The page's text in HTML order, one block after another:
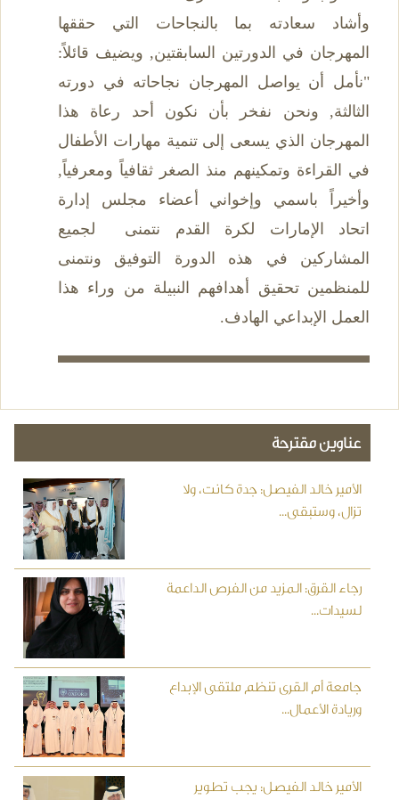
وأشاد سعادته بما بالنجاحات التي حققها
المهرجان في الدورتين السابقتين, ويضيف قائلاً:
"نأمل أن يواصل المهرجان نجاحاته في دورته
الثالثة, ونحن نفخر بأن نكون أحد رعاة هذا
المهرجان الذي يسعى إلى تنمية مهارات الأطفال
في القراءة وتمكينهم منذ الصغر ثقافياً ومعرفياً,
وأخيراً باسمي وإخواني أعضاء مجلس إدارة
اتحاد الإمارات لكرة القدم نتمنى لجميع
المشاركين في هذه الدورة التوفيق ونتمنى
للمنظمين تحقيق أهدافهم النبيلة من وراء هذا
العمل الإبداعي الهادف.
عناوين مقترحة
الأمير خالد الفيصل: جدة كانت، ولا
تزال، وستبقى...
رجاء القرق: المزيد من الفرص الداعمة
لسيدات...
جامعة أم القرى تنظم ملتقى الإبداع
وريادة الأعمال...
الأمير خالد الفيصل: يجب تطوير